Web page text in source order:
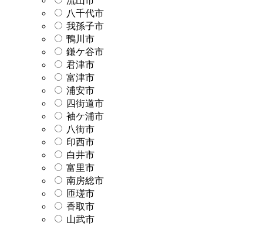
八千代市
我孫子市
鴨川市
鎌ケ谷市
君津市
富津市
浦安市
四街道市
袖ケ浦市
八街市
印西市
白井市
富里市
南房総市
匝瑳市
香取市
山武市